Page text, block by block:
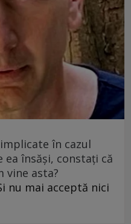
în cazul
ea însăși, constați că
vine asta?
nu mai acceptă nici